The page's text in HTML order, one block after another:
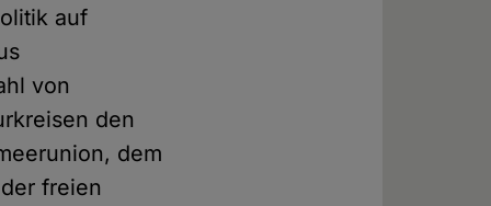
auf
von
den
dem
freien